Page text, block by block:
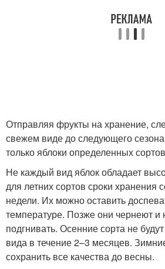
Отправляя фрукты на хранение,
свежем виде до следующего сезона
только яблоки определенных
Не каждый вид яблок обладает
для летних сортов сроки хранения
недели. Их можно оставить
температуре. Позже они чернеют и
подгнивать. Осенние сорта не
вида в течение 2–3 месяцев.
сохранить все качества до весны.